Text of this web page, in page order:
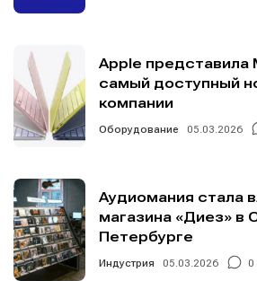
Apple представила
самый доступный
компании
Оборудование 05.03.2026
Аудиомания стала
магазина «Диез» в
Петербурге
Индустрия 05.03.2026 0